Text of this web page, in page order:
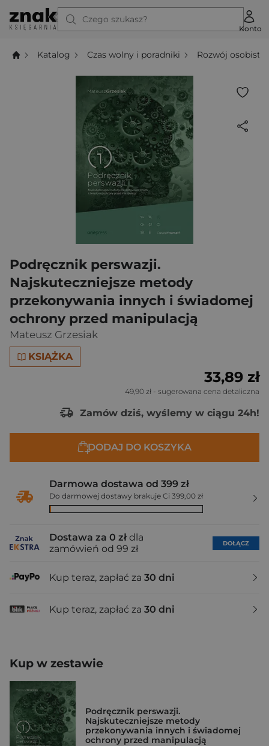
Czego szukasz?
Konto
Katalog Czas wolny i poradniki Rozwój osobisty
Podręcznik perswazji.
Najskuteczniejsze metody
przekonywania innych i świadomej
ochrony przed manipulacją
Mateusz Grzesiak
KSIĄŻKA
33,89 zł
49,90 zł - sugerowana cena detaliczna
Zamów dziś, wyślemy w ciągu 24h!
DODAJ DO KOSZYKA
Darmowa dostawa od 399 zł
Do darmowej dostawy brakuje Ci 399,00 zł
Dostawa za 0 zł dla
zamówień od 99 zł
DOŁĄCZ
Kup teraz, zapłać za 30 dni
Kup teraz, zapłać za 30 dni
Kup w zestawie
Podręcznik perswazji.
Najskuteczniejsze metody
przekonywania innych i świadomej
ochrony przed manipulacją